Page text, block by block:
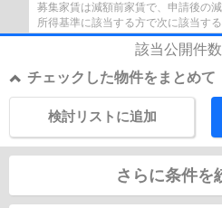
募集家賃は減額前家賃で、申請後の
所得基準に該当する方で次に該当す
世帯で定住をお考えの方。申込後は
該当公開件数
チェックした物件をまとめて
検討リストに追加
さらに条件を